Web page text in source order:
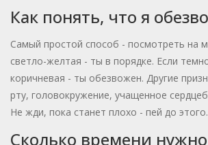
Как понять, что я
Самый простой способ - посмотреть на
светло-желтая - ты в порядке. Если
коричневая - ты обезвожен. Другие
рту, головокружение, учащенное
Не жди, пока станет плохо - пей до этого.
Сколько времени